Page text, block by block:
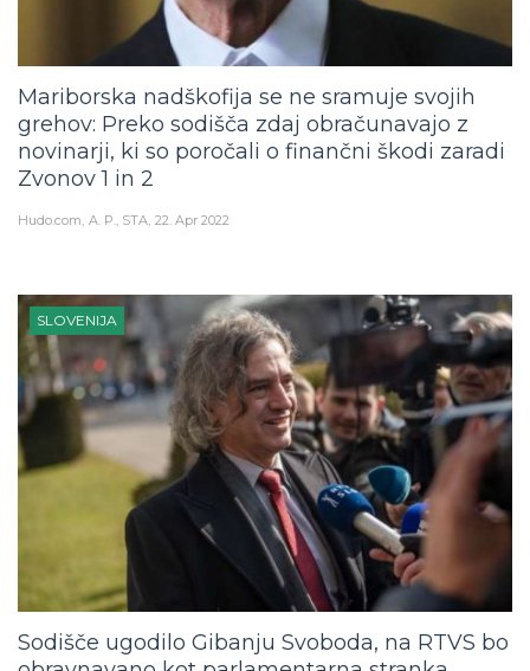
Mariborska nadškofija se ne sramuje svojih
grehov: Preko sodišča zdaj obračunavajo z
novinarji, ki so poročali o finančni škodi zaradi
Zvonov 1 in 2
Hudo.com A. P., STA 22. Apr 2022
SLOVENIJA
Sodišče ugodilo Gibanju Svoboda, na RTVS bo